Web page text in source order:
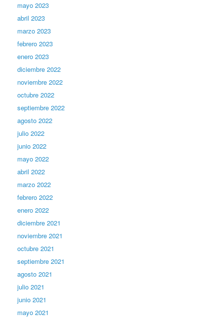
mayo 2023
abril 2023
marzo 2023
febrero 2023
enero 2023
diciembre 2022
noviembre 2022
octubre 2022
septiembre 2022
agosto 2022
julio 2022
junio 2022
mayo 2022
abril 2022
marzo 2022
febrero 2022
enero 2022
diciembre 2021
noviembre 2021
octubre 2021
septiembre 2021
agosto 2021
julio 2021
junio 2021
mayo 2021